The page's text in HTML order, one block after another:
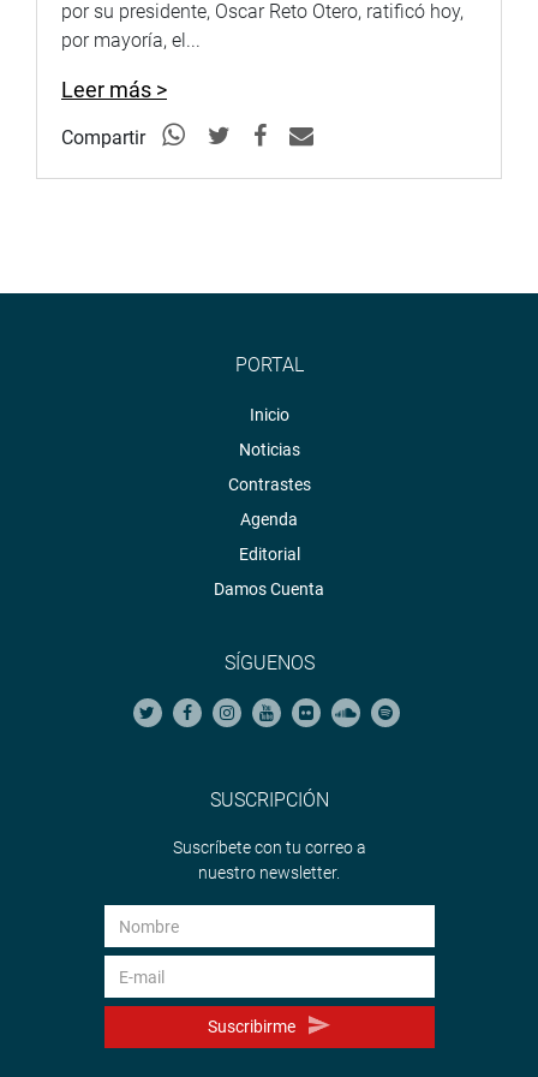
por su presidente, Oscar Reto Otero, ratificó hoy,
por mayoría, el...
Leer más >
Compartir
PORTAL
Inicio
Noticias
Contrastes
Agenda
Editorial
Damos Cuenta
SÍGUENOS
SUSCRIPCIÓN
Suscríbete con tu correo a
nuestro newsletter.
Suscribirme